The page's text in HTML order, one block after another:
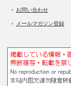
お問い合わせ
メールマガジン登録